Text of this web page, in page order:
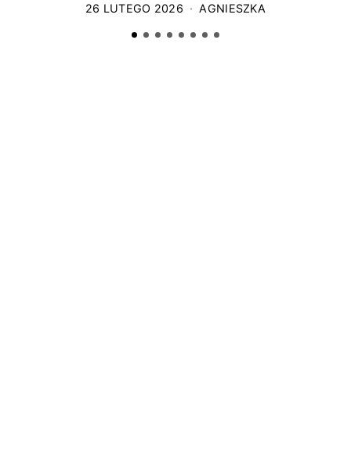
26 LUTEGO 2026 AGNIESZKA